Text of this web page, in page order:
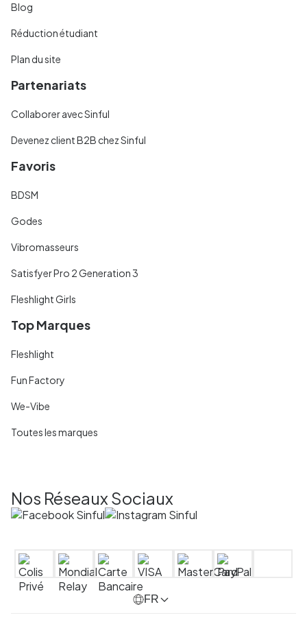
Blog
Réduction étudiant
Plan du site
Partenariats
Collaborer avec Sinful
Devenez client B2B chez Sinful
Favoris
BDSM
Godes
Vibromasseurs
Satisfyer Pro 2 Generation 3
Fleshlight Girls
Top Marques
Fleshlight
Fun Factory
We-Vibe
Toutes les marques
Nos Réseaux Sociaux
FR